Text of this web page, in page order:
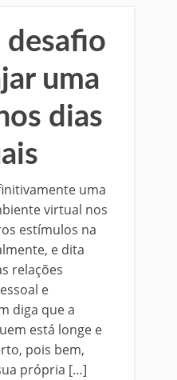
desafio
uma
dias
uma
virtual nos
estímulos na
e dita
relações
e
diga que a
está longe e
pois bem,
própria […]